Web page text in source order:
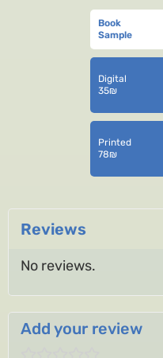
Book
Sample
Digital
35₪
Printed
78₪
Reviews
No reviews.
Add your review